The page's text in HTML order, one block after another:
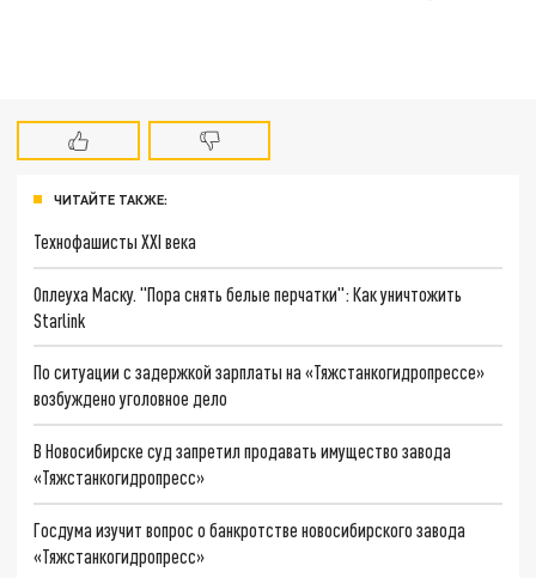
ЧИТАЙТЕ ТАКЖЕ:
Технофашисты XXI века
Оплеуха Маску. "Пора снять белые перчатки": Как уничтожить
Starlink
По ситуации с задержкой зарплаты на «Тяжстанкогидропрессе»
возбуждено уголовное дело
В Новосибирске суд запретил продавать имущество завода
«Тяжстанкогидропресс»
Госдума изучит вопрос о банкротстве новосибирского завода
«Тяжстанкогидропресс»